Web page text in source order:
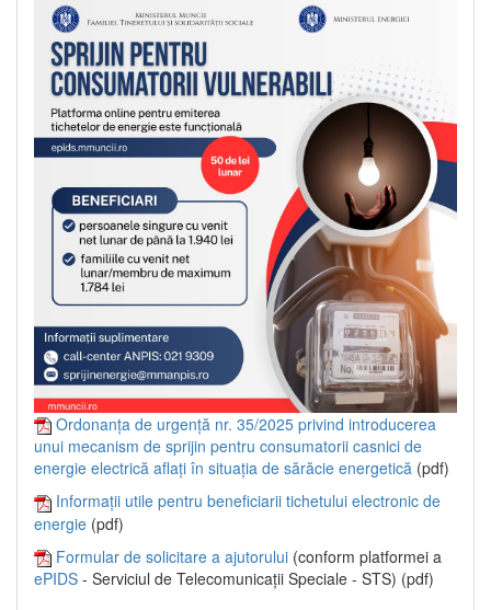
Ordonanța de urgență nr. 35/2025 privind introducerea
unui mecanism de sprijin pentru consumatorii casnici de
energie electrică aflați în situația de sărăcie energetică (pdf)
Informații utile pentru beneficiarii tichetului electronic de
energie (pdf)
Formular de solicitare a ajutorului (conform platformei a
ePIDS - Serviciul de Telecomunicații Speciale - STS) (pdf)